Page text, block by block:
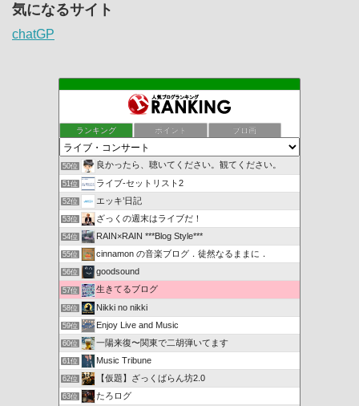
気になるサイト
chatGP
ランキング ポイント ブロ画
50位 良かったら、聴いてください。観てください。
51位 ライブ-セットリスト2
52位 エッキ’日記
53位 ざっくの週末はライブだ！
54位 RAIN×RAIN ***Blog Style***
55位 cinnamon の音楽ブログ．徒然なるままに．
56位 goodsound
57位 生きてるブログ
58位 Nikki no nikki
59位 Enjoy Live and Music
60位 一陽来復〜関東で二胡弾いてます
61位 Music Tribune
62位 【仮題】ざっくばらん坊2.0
63位 たろログ